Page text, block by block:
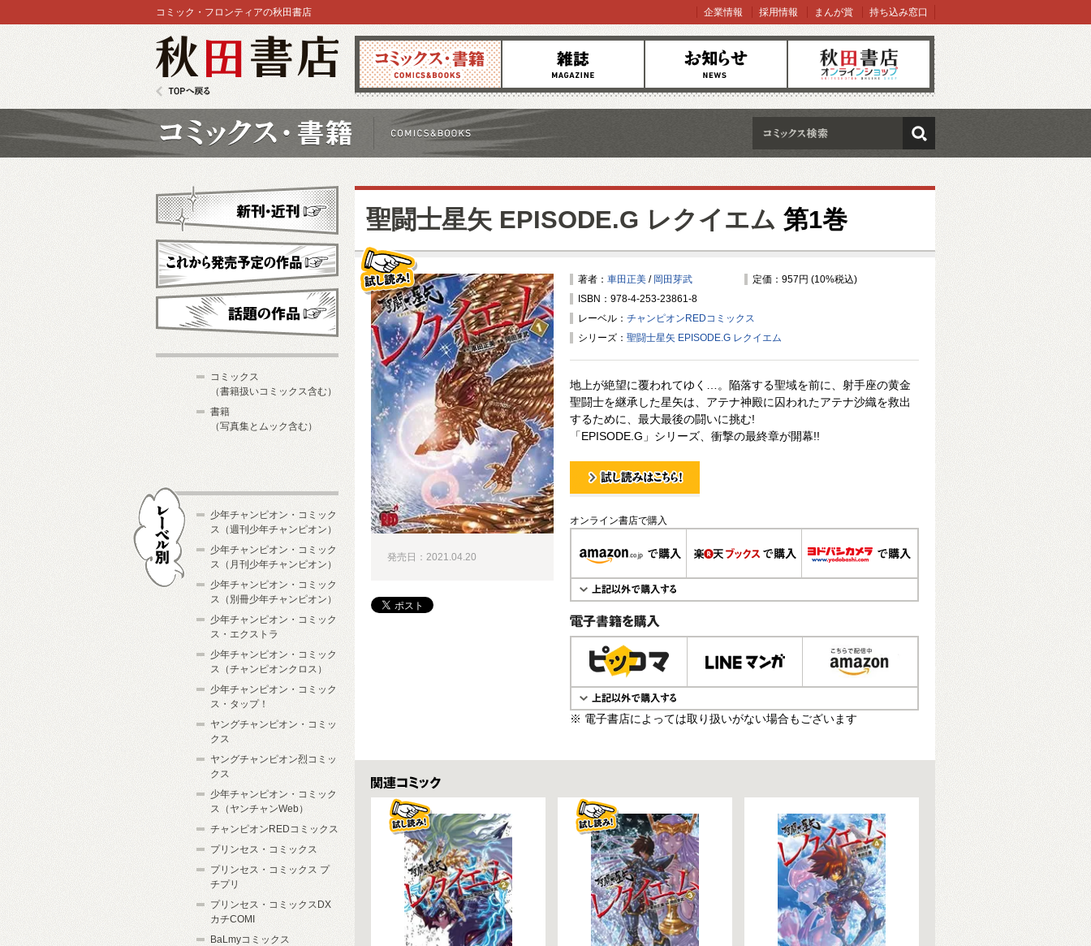
コミックス 雑誌 お知らせ オンラインショップ
コミック・フロンティアの秋田書店 企業情報 採用情報 まんが賞 持ち込み窓口
検索
聖闘士星矢 EPISODE.G レクイエム 第1巻
著者： 車田正美 / 岡田芽武
定価：957円 (10%税込)
ISBN：978-4-253-23861-8
レーベル： チャンピオンREDコミックス
シリーズ： 聖闘士星矢 EPISODE.G レクイエム
地上が絶望に覆われてゆく…。陥落する聖域を前に、射手座の黄金
聖闘士を継承した星矢は、アテナ神殿に囚われたアテナ沙織を救出
するために、最大最後の闘いに挑む!
「EPISODE.G」シリーズ、衝撃の最終章が開幕!!
試し読み！
オンライン書店で購入
電子書籍で購入
※ 電子書店によっては取り扱いがない場合もございます
発売日：2021.04.20
関連コミックス
新刊・近刊
これから発売予定
コミックス
（書籍扱いコミックス含む）
書籍
（写真集とムック含む）
少年チャンピオン・コミック
ス（週刊少年チャンピオン）
少年チャンピオン・コミック
ス（月刊少年チャンピオン）
少年チャンピオン・コミック
ス（別冊少年チャンピオン）
少年チャンピオン・コミック
ス・エクストラ
少年チャンピオン・コミック
ス（チャンピオンクロス）
少年チャンピオン・コミック
ス・タップ！
ヤングチャンピオン・コミッ
クス
ヤングチャンピオン烈コミッ
クス
少年チャンピオン・コミック
ス（ヤンチャンWeb）
チャンピオンREDコミックス
プリンセス・コミックス
プリンセス・コミックス プ
チプリ
プリンセス・コミックスDX
カチCOMI
BaLmyコミックス